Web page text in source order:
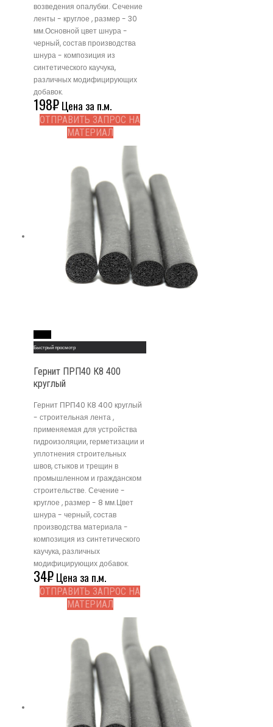
возведения опалубки. Сечение
ленты - круглое , размер - 30
мм.Основной цвет шнура -
черный, состав производства
шнура - композиция из
синтетического каучука,
различных модифицирующих
добавок.
198₽Цена за п.м.
ОТПРАВИТЬ ЗАПРОС НА
МАТЕРИАЛ
Быстрый просмотр
Гернит ПРП40 К8 400
круглый
Гернит ПРП40 К8 400 круглый
- строительная лента ,
применяемая для устройства
гидроизоляции, герметизации и
уплотнения строительных
швов, стыков и трещин в
промышленном и гражданском
строительстве. Сечение -
круглое , размер - 8 мм.Цвет
шнура - черный, состав
производства материала -
композиция из синтетического
каучука, различных
модифицирующих добавок.
34₽Цена за п.м.
ОТПРАВИТЬ ЗАПРОС НА
МАТЕРИАЛ